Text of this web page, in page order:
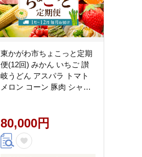
東かがわ市ちょこっと定期
便(12回) みかん いちご 讃
岐うどん アスパラ トマト
メロン コーン 豚肉 シャイ
80,000円